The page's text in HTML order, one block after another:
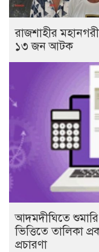
রাজশাহীর
১৩ জন আটক
আদমদীঘিতে শুমারি
ভিত্তিতে তালিকা
প্রচারণা